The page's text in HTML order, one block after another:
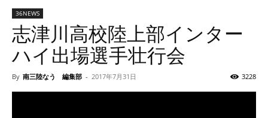
36NEWS
志津川高校陸上部インター
ハイ出場選手壮行会
By 南三陸なう 編集部 - 2017年7月31日 3228